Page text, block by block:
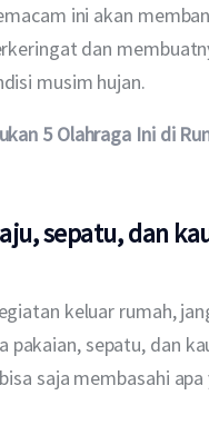
ini akan
dan
musim hujan.
5 Olahraga Ini di
sepatu, dan
keluar rumah,
pakaian, sepatu, dan
saja membasahi